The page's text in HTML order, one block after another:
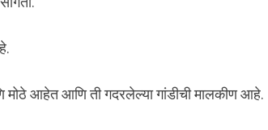
आहेत आणि ती गदरलेल्या गांडीची मालकीण आहे.